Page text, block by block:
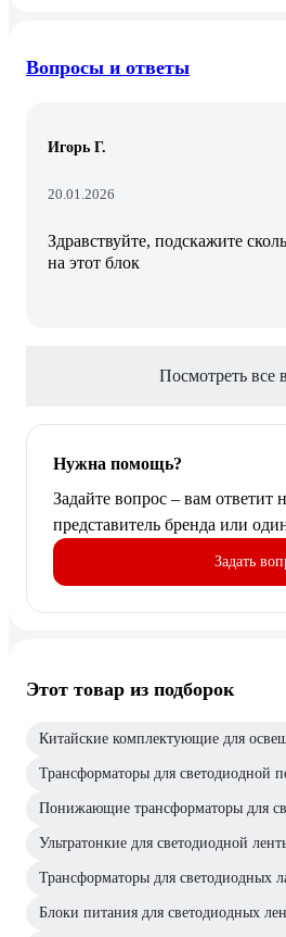
Вопросы и ответы
Игорь Г.
20.01.2026
Здравствуйте, подскажите
на этот блок
Посмотреть все
Нужна помощь?
Задайте вопрос – вам ответит
представитель бренда или
Задать
Этот товар из подборок
Китайские комплектующие для
Трансформаторы для светодиодной
Понижающие трансформаторы для
Ультратонкие для светодиодной
Трансформаторы для светодиодных
Блоки питания для светодиодных